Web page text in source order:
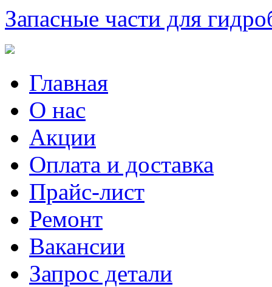
Запасные части для
Главная
О нас
Акции
Оплата и доставка
Прайс-лист
Ремонт
Вакансии
Запрос детали